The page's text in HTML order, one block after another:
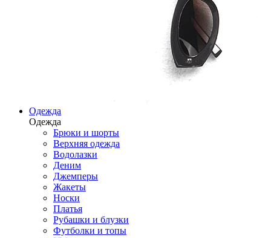
Одежда
Одежда
Брюки и шорты
Верхняя одежда
Водолазки
Деним
Джемперы
Жакеты
Носки
Платья
Рубашки и блузки
Футболки и топы